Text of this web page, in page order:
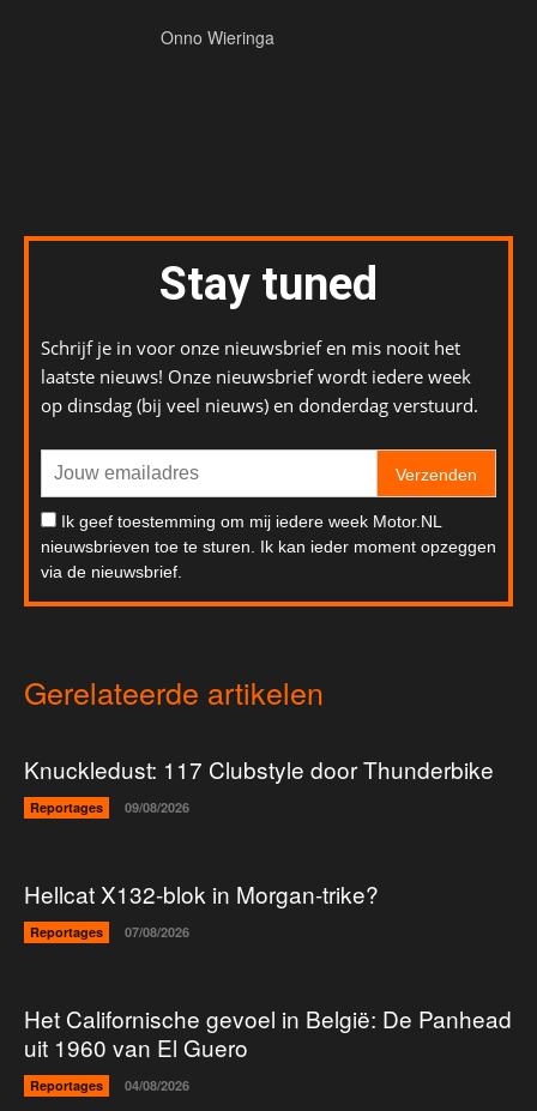
Onno Wieringa
Stay tuned
Schrijf je in voor onze nieuwsbrief en mis nooit het
laatste nieuws! Onze nieuwsbrief wordt iedere week
op dinsdag (bij veel nieuws) en donderdag verstuurd.
Verzenden
Ik geef toestemming om mij iedere week Motor.NL
nieuwsbrieven toe te sturen. Ik kan ieder moment opzeggen
via de nieuwsbrief.
Gerelateerde artikelen
Knuckledust: 117 Clubstyle door Thunderbike
Reportages 09/08/2026
Hellcat X132-blok in Morgan-trike?
Reportages 07/08/2026
Het Californische gevoel in België: De Panhead
uit 1960 van El Guero
Reportages 04/08/2026